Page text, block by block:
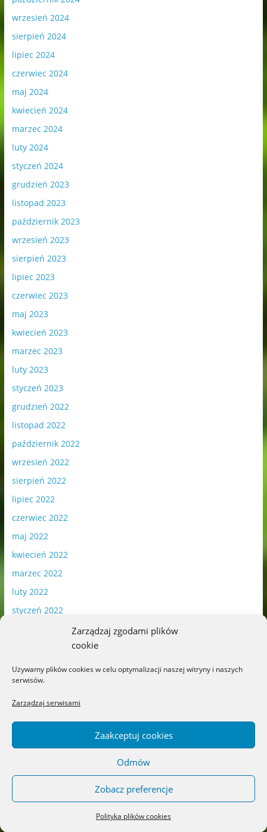
Zarządzaj zgodami plików
cookie
Używamy plików cookies w celu optymalizacji naszej witryny i naszych
serwisów.
Zarządzaj serwisami
Zaakceptuj cookies
Odmów
Zobacz preferencje
Polityka plików cookies
wrzesień 2024
sierpień 2024
lipiec 2024
czerwiec 2024
maj 2024
kwiecień 2024
marzec 2024
luty 2024
styczeń 2024
grudzień 2023
listopad 2023
październik 2023
wrzesień 2023
sierpień 2023
lipiec 2023
czerwiec 2023
maj 2023
kwiecień 2023
marzec 2023
luty 2023
styczeń 2023
grudzień 2022
listopad 2022
październik 2022
wrzesień 2022
sierpień 2022
lipiec 2022
czerwiec 2022
maj 2022
kwiecień 2022
marzec 2022
luty 2022
styczeń 2022
październik 2021
wrzesień 2021
sierpień 2021
lipiec 2021
kwiecień 2021